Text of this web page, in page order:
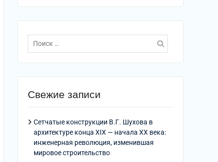
Поиск
по:
Свежие записи
Сетчатые конструкции В.Г. Шухова в
архитектуре конца XIX — начала XX века:
инженерная революция, изменившая
мировое строительство